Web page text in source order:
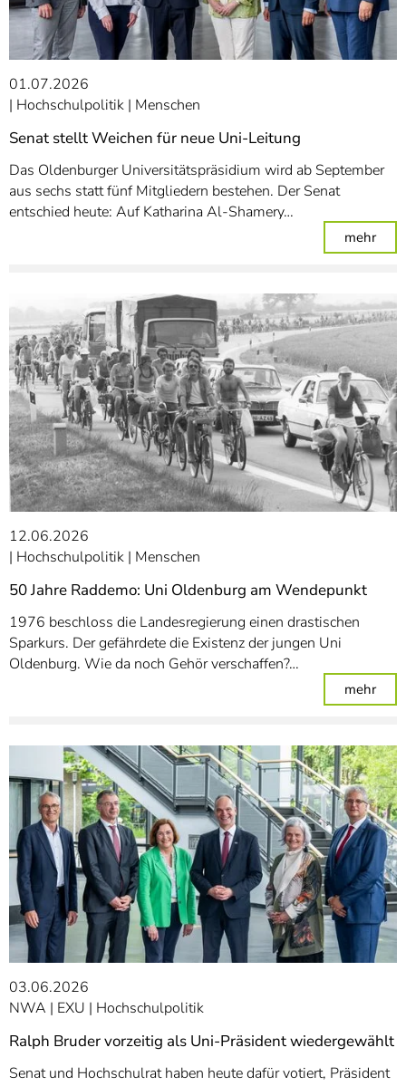
01.07.2026
Hochschulpolitik Menschen
Senat stellt Weichen für neue Uni-Leitung
Das Oldenburger Universitätspräsidium wird ab September
aus sechs statt fünf Mitgliedern bestehen. Der Senat
entschied heute: Auf Katharina Al-Shamery…
mehr:
12.06.2026
Hochschulpolitik Menschen
50 Jahre Raddemo: Uni Oldenburg am Wendepunkt
1976 beschloss die Landesregierung einen drastischen
Sparkurs. Der gefährdete die Existenz der jungen Uni
Oldenburg. Wie da noch Gehör verschaffen?…
mehr: 50
03.06.2026
NWA
EXU Hochschulpolitik
Ralph Bruder vorzeitig als Uni-Präsident wiedergewählt
Senat und Hochschulrat haben heute dafür votiert, Präsident